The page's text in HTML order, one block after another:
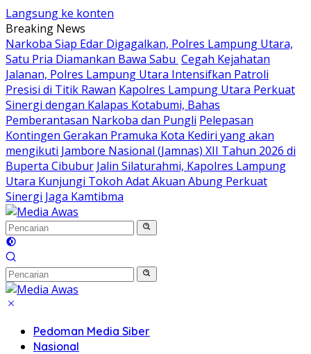
Langsung ke konten
Breaking News
Narkoba Siap Edar Digagalkan, Polres Lampung Utara,
Satu Pria Diamankan Bawa Sabu Cegah Kejahatan
Jalanan, Polres Lampung Utara Intensifkan Patroli
Presisi di Titik Rawan Kapolres Lampung Utara Perkuat
Sinergi dengan Kalapas Kotabumi, Bahas
Pemberantasan Narkoba dan Pungli Pelepasan
Kontingen Gerakan Pramuka Kota Kediri yang akan
mengikuti Jambore Nasional (Jamnas) XII Tahun 2026 di
Buperta Cibubur Jalin Silaturahmi, Kapolres Lampung
Utara Kunjungi Tokoh Adat Akuan Abung Perkuat
Sinergi Jaga Kamtibma
Pedoman Media Siber
Nasional